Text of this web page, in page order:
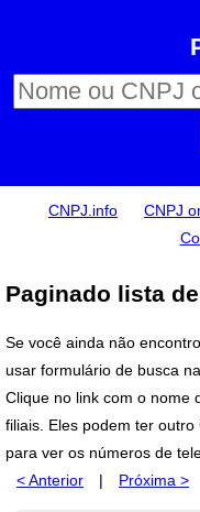
CNPJ.info CNPJ
Paginado lista
Se você ainda não
usar formulário de busca
Clique no link com o nome
filiais. Eles podem ter
para ver os números de
< Anterior
| Próxima >